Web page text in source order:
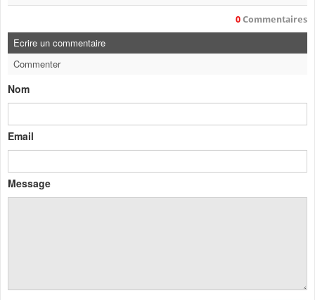
0 Commentaires
Ecrire un commentaire
Commenter
Nom
Email
Message